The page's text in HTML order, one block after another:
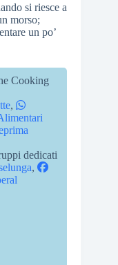
si riesce a
morso;
un po’
Cooking
,
dedicati
,